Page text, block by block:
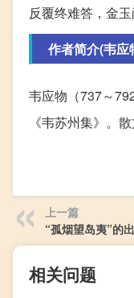
反覆终难答，金玉
作者简介(韦应
韦应物（737～
《韦苏州集》。
上一篇
“孤烟望岛夷”的
相关问题